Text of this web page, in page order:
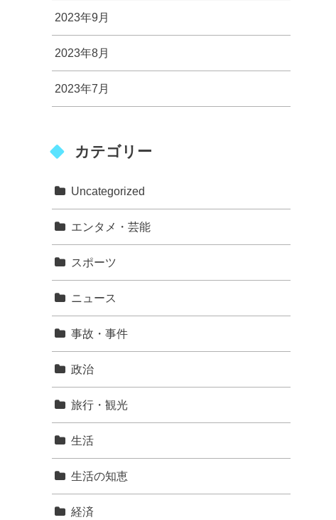
2023年9月
2023年8月
2023年7月
カテゴリー
Uncategorized
エンタメ・芸能
スポーツ
ニュース
事故・事件
政治
旅行・観光
生活
生活の知恵
経済